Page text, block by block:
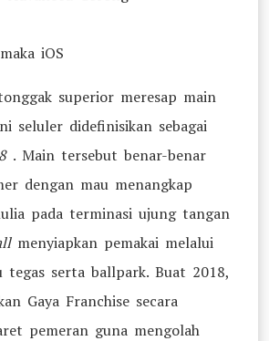
iOS
superior meresap main
seluler didefinisikan sebagai
. Main tersebut benar-benar
dengan mau menangkap
pada terminasi ujung tangan
menyiapkan pemakai melalui
tegas serta ballpark. Buat 2018,
Gaya Franchise secara
pemeran guna mengolah